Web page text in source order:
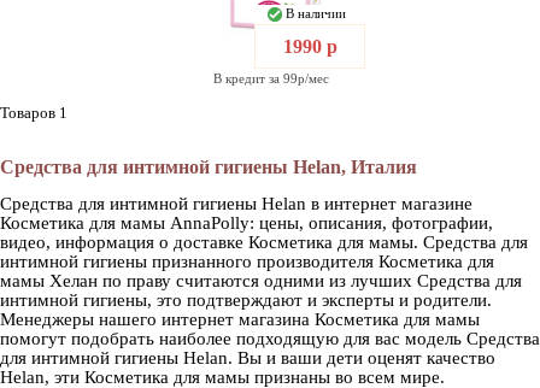
В наличии
1990 р
В кредит за 99р/мес
Товаров 1
Средства для интимной гигиены Helan, Италия
Средства для интимной гигиены Helan в интернет магазине
Косметика для мамы AnnaPolly: цены, описания, фотографии,
видео, информация о доставке Косметика для мамы. Средства для
интимной гигиены признанного производителя Косметика для
мамы Хелан по праву считаются одними из лучших Средства для
интимной гигиены, это подтверждают и эксперты и родители.
Менеджеры нашего интернет магазина Косметика для мамы
помогут подобрать наиболее подходящую для вас модель Средства
для интимной гигиены Helan. Вы и ваши дети оценят качество
Helan, эти Косметика для мамы признаны во всем мире.